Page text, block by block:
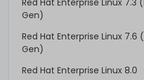
Red Hat Enterprise Linux 7.3
Gen)
Red Hat Enterprise Linux
Gen)
Red Hat Enterprise Linux 8.0